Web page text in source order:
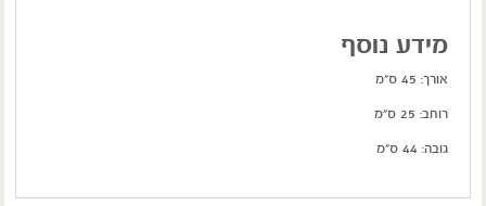
מידע נוסף
אורך: 45 ס"מ
רוחב: 25 ס"מ
גובה: 44 ס"מ